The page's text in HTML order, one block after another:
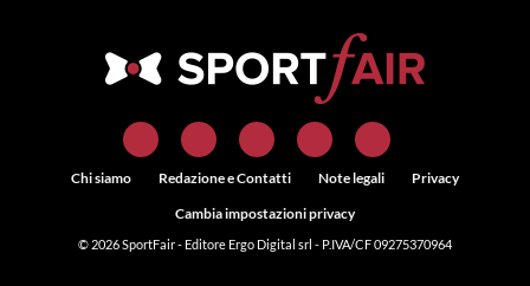
Chi siamo Redazione e Contatti Note legali
Privacy
Cambia impostazioni privacy
© 2026SportFair- Editore Ergo Digital srl - P.IVA/CF 09275370964